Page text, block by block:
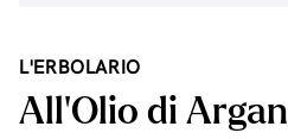
L'ERBOLARIO
All'Olio di